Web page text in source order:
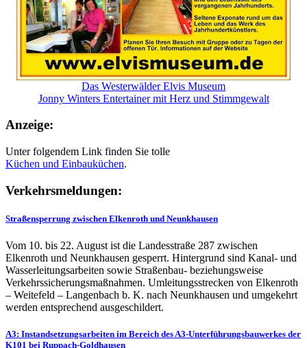
Das Westerwälder Elvis Museum
Jonny Winters Entertainer mit Herz und Stimmgewalt
Anzeige:
Unter folgendem Link finden Sie tolle
Küchen und Einbauküchen.
Verkehrsmeldungen:
Straßensperrung zwischen Elkenroth und Neunkhausen
Vom 10. bis 22. August ist die Landesstraße 287 zwischen
Elkenroth und Neunkhausen gesperrt. Hintergrund sind Kanal- und
Wasserleitungsarbeiten sowie Straßenbau- beziehungsweise
Verkehrssicherungsmaßnahmen. Umleitungsstrecken von Elkenroth
– Weitefeld – Langenbach b. K. nach Neunkhausen und umgekehrt
werden entsprechend ausgeschildert.
A3: Instandsetzungsarbeiten im Bereich des A3-Unterführungsbauwerkes der
K101 bei Ruppach-Goldhausen